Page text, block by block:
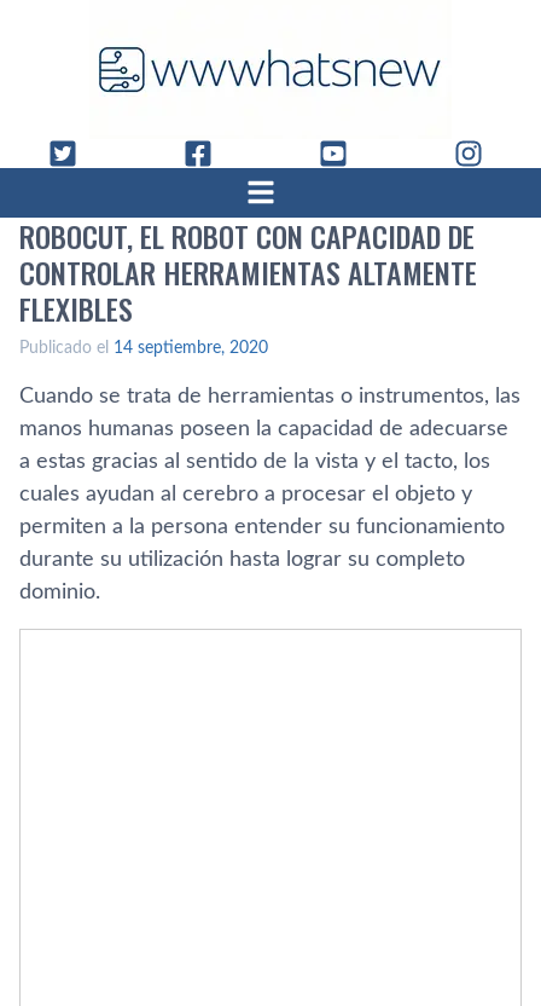
ROBOCUT, EL ROBOT CON CAPACIDAD DE
CONTROLAR HERRAMIENTAS ALTAMENTE
FLEXIBLES
Publicado el 14 septiembre, 2020
Cuando se trata de herramientas o instrumentos, las
manos humanas poseen la capacidad de adecuarse
a estas gracias al sentido de la vista y el tacto, los
cuales ayudan al cerebro a procesar el objeto y
permiten a la persona entender su funcionamiento
durante su utilización hasta lograr su completo
dominio.